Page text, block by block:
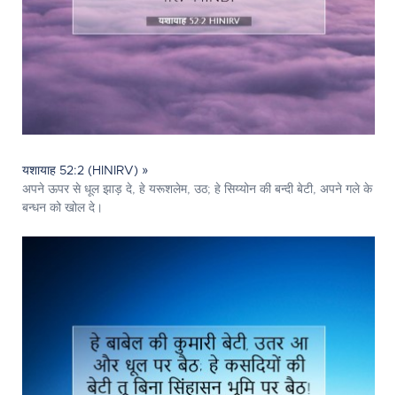
यशायाह 52:2 (HINIRV) »
अपने ऊपर से धूल झाड़ दे, हे यरूशलेम, उठ; हे सिय्योन की बन्दी बेटी, अपने गले के
बन्धन को खोल दे।